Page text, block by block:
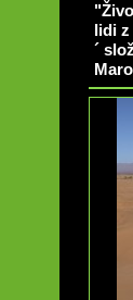
lidi z
´